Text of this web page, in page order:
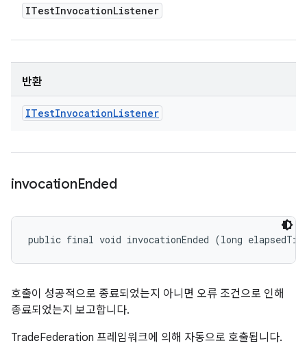
ITestInvocationListener
반환
ITestInvocationListener
invocationEnded
public final void invocationEnded (long
호출이 성공적으로 종료되었는지 아니면 오류 조건으로 인해
종료되었는지 보고합니다.
TradeFederation 프레임워크에 의해 자동으로 호출됩니다.